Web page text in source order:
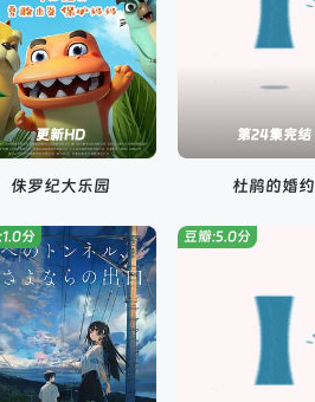
更新HD
侏罗纪大乐园
第24集完结
杜鹃的婚约
分 豆瓣:5.0分